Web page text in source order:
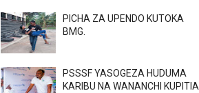
PICHA ZA UPENDO KUTOKA
BMG.
PSSSF YASOGEZA HUDUMA
KARIBU NA WANANCHI KUPITIA